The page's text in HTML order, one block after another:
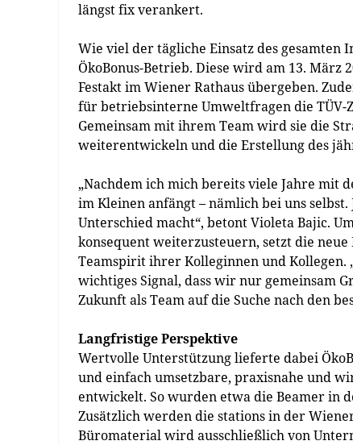
längst fix verankert.
Wie viel der tägliche Einsatz des gesamten
ÖkoBonus-Betrieb. Diese wird am 13.
Festakt im Wiener Rathaus übergeben.
für betriebsinterne Umweltfragen die TÜV-
Gemeinsam mit ihrem Team wird sie die
weiterentwickeln und die Erstellung des
„Nachdem ich mich bereits viele Jahre mit
im Kleinen anfängt – nämlich bei uns
Unterschied macht“, betont Violeta Bajic.
konsequent weiterzusteuern, setzt die
Teamspirit ihrer Kolleginnen und Kollegen.
wichtiges Signal, dass wir nur gemeinsam
Zukunft als Team auf die Suche nach den
Langfristige Perspektive
Wertvolle Unterstützung lieferte dabei
und einfach umsetzbare, praxisnahe und
entwickelt. So wurden etwa die Beamer in
Zusätzlich werden die stations in der
Büromaterial wird ausschließlich von